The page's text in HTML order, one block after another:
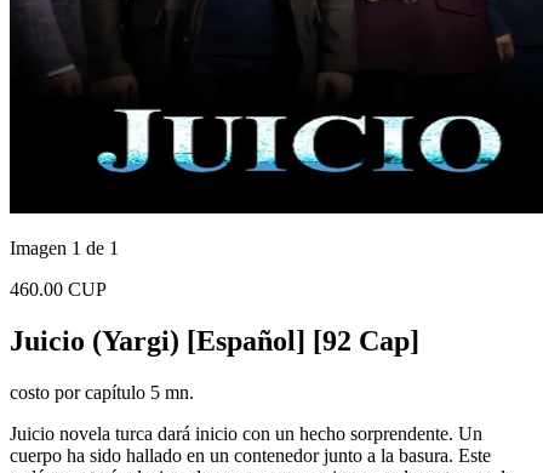
Imagen 1 de 1
460.00 CUP
Juicio (Yargi) [Español] [92 Cap]
costo por capítulo 5 mn.
Juicio novela turca dará inicio con un hecho sorprendente. Un
cuerpo ha sido hallado en un contenedor junto a la basura. Este